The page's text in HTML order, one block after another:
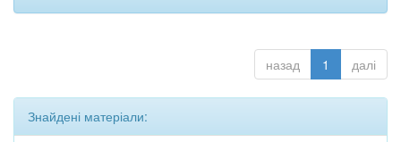
назад 1 далі
Знайдені матеріали: